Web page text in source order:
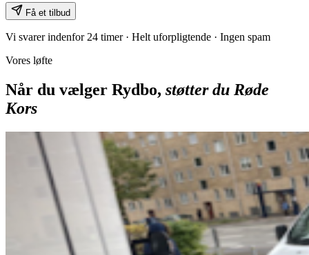
Få et tilbud
Vi svarer indenfor 24 timer · Helt uforpligtende · Ingen spam
Vores løfte
Når du vælger Rydbo, støtter du Røde
Kors